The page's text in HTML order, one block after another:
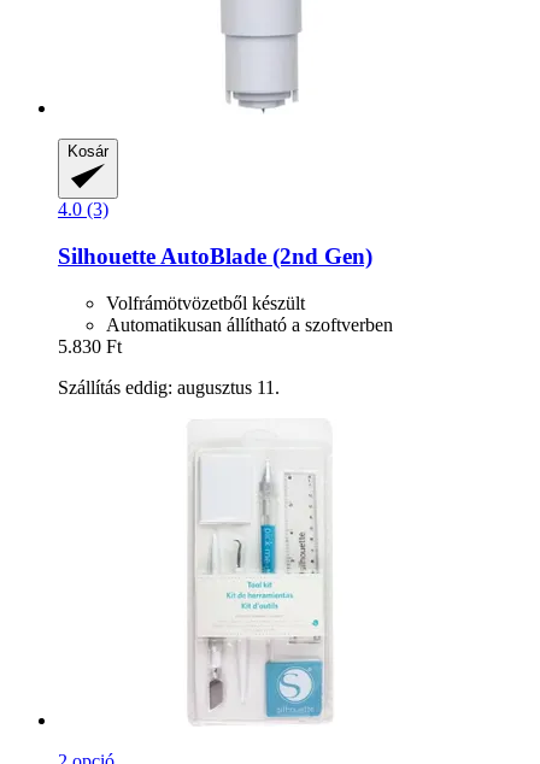
Kosár
4.0 (3)
Silhouette AutoBlade (2nd Gen)
Volfrámötvözetből készült
Automatikusan állítható a szoftverben
5.830 Ft
Szállítás eddig: augusztus 11.